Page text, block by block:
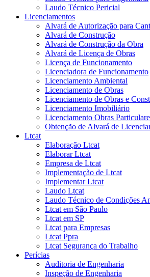
Laudo Técnico Pericial
Licenciamentos
Alvará de Autorização para
Alvará de Construção
Alvará de Construção da Obra
Alvará de Licença de Obras
Licença de Funcionamento
Licenciadora de Funcionamento
Licenciamento Ambiental
Licenciamento de Obras
Licenciamento de Obras e
Licenciamento Imobiliário
Licenciamento Obras
Obtenção de Alvará de
Ltcat
Elaboração Ltcat
Elaborar Ltcat
Empresa de Ltcat
Implementação de Ltcat
Implementar Ltcat
Laudo Ltcat
Laudo Técnico de Condições
Ltcat em São Paulo
Ltcat em SP
Ltcat para Empresas
Ltcat Ppra
Ltcat Segurança do Trabalho
Perícias
Auditoria de Engenharia
Inspeção de Engenharia